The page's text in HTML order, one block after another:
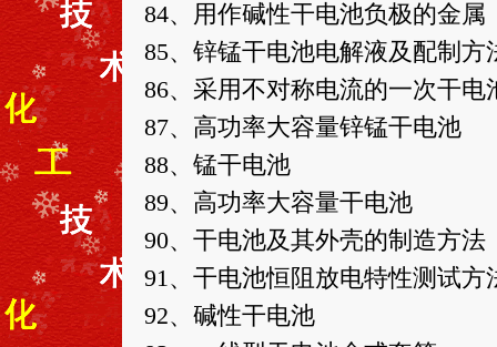
84、用作碱性干电池负极的金属
85、锌锰干电池电解液及配制方
86、采用不对称电流的一次干电
87、高功率大容量锌锰干电池
88、锰干电池
89、高功率大容量干电池
90、干电池及其外壳的制造方法
91、干电池恒阻放电特性测试方
92、碱性干电池